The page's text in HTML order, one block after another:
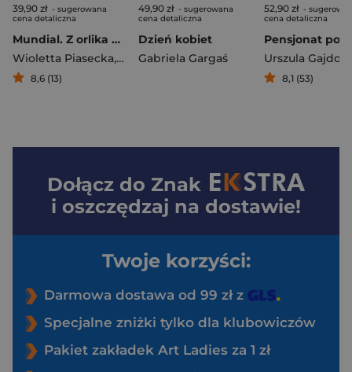
39,90 zł - sugerowana
cena detaliczna
Mundial. Z orlika na stadiony świata!
Wioletta Piasecka, Piasecki Sebastian
8,6 (13)
49,90 zł - sugerowana
cena detaliczna
Dzień kobiet
Gabriela Gargaś
52,90 zł -
cena detaliczna
Urszula
8,1 (53)
Dołącz do Znak
i oszczędzaj na dostawie!
Twoje korzyści:
Darmowa dostawa od 99 zł z
Specjalne zniżki tylko dla klubowiczów
Pakiet zakładek Art Ladies za 1 zł